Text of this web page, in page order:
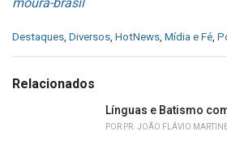
moura-brasil
C
e
Destaques, Diversos, HotNews, Mídia e Fé,
Relacionados
Línguas e Batismo
POR PR. JOÃO FLÁVIO